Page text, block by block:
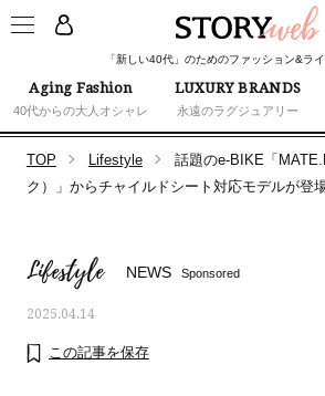
「新しい40代」のためのファッション&ラ
Aging Fashion
40代からの大人オシャレ
LUXURY BRANDS
永遠のラグジュアリー
TOP Lifestyle
話題のe-BIKE「
ク）」からチャイルドシート対応モデルが登
Lifestyle NEWS Sponsored
2025.04.14
この記事を保存